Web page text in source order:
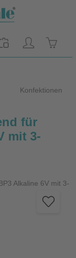
Konfektionen
für
mit 3-